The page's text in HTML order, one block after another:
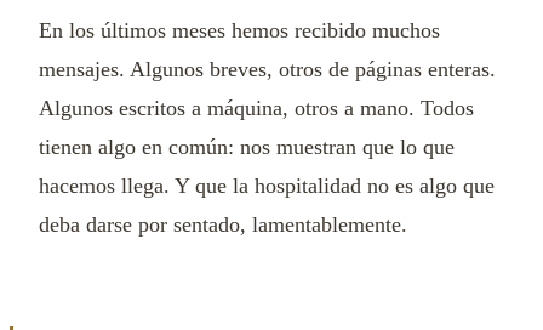
En los últimos meses hemos recibido muchos
mensajes. Algunos breves, otros de páginas enteras.
Algunos escritos a máquina, otros a mano. Todos
tienen algo en común: nos muestran que lo que
hacemos llega. Y que la hospitalidad no es algo que
deba darse por sentado, lamentablemente.